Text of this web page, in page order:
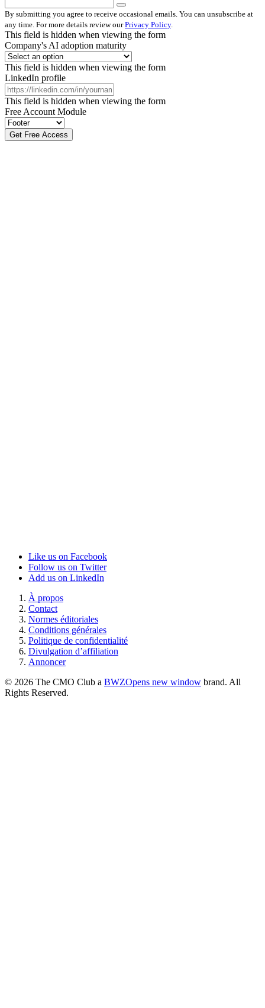
By submitting you agree to receive occasional emails. You can unsubscribe at
any time. For more details review ourPrivacy Policy.
This field is hidden when viewing the form
Company's AI adoption maturity
This field is hidden when viewing the form
LinkedIn profile
This field is hidden when viewing the form
Free Account Module
Like us on Facebook
Follow us on Twitter
Add us on LinkedIn
À propos
Contact
Normes éditoriales
Conditions générales
Politique de confidentialité
Divulgation d’affiliation
Annoncer
© 2026 The CMO Club a BWZOpens new window brand. All
Rights Reserved.